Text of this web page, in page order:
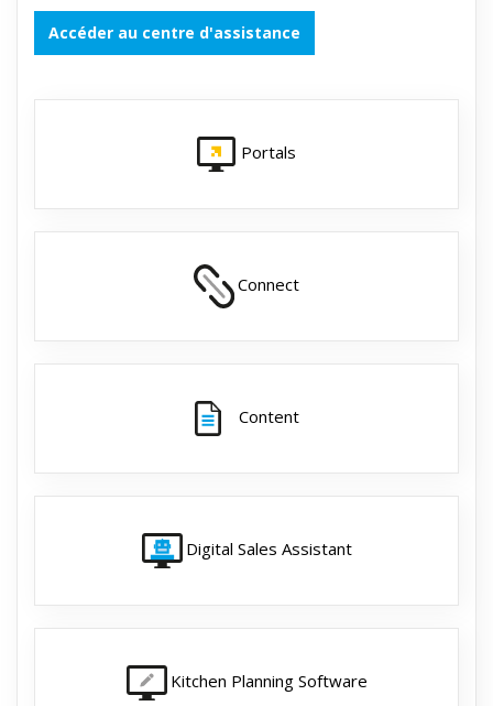
Accéder au centre d'assistance
Portals
Connect
Content
Digital Sales Assistant
Kitchen Planning Software